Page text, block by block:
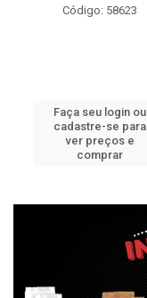
Código: 58623
Faça seu login ou
cadastre-se para
ver preços e
comprar